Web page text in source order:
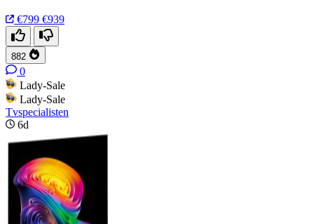
€799 €939
882
0
Lady-Sale
Lady-Sale
Tvspecialisten
6d